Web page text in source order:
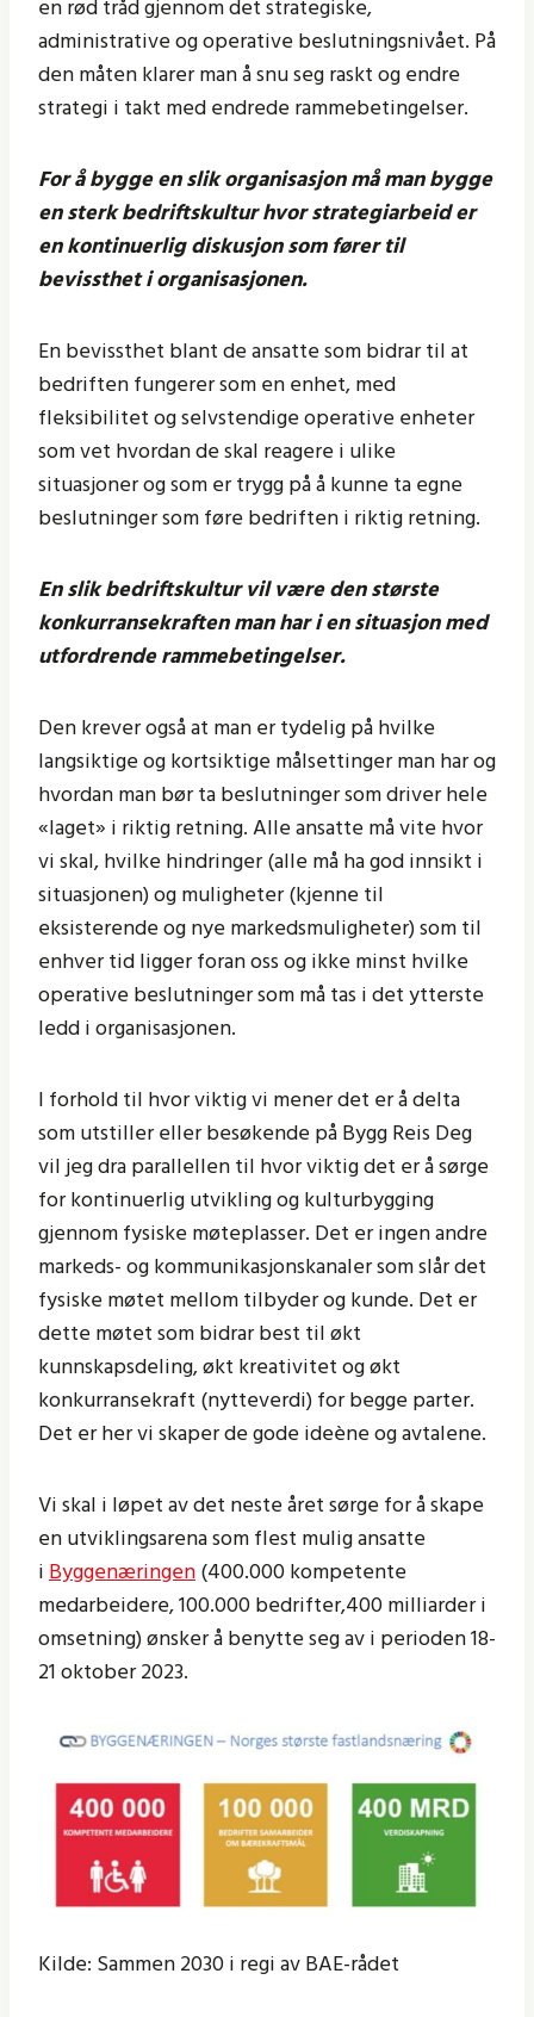
en rød tråd gjennom det strategiske,
administrative og operative beslutningsnivået. På
den måten klarer man å snu seg raskt og endre
strategi i takt med endrede rammebetingelser.
For å bygge en slik organisasjon må man bygge
en sterk bedriftskultur hvor strategiarbeid er
en kontinuerlig diskusjon som fører til
bevissthet i organisasjonen.
En bevissthet blant de ansatte som bidrar til at
bedriften fungerer som en enhet, med
fleksibilitet og selvstendige operative enheter
som vet hvordan de skal reagere i ulike
situasjoner og som er trygg på å kunne ta egne
beslutninger som føre bedriften i riktig retning.
En slik bedriftskultur vil være den største
konkurransekraften man har i en situasjon med
utfordrende rammebetingelser.
Den krever også at man er tydelig på hvilke
langsiktige og kortsiktige målsettinger man har og
hvordan man bør ta beslutninger som driver hele
«laget» i riktig retning. Alle ansatte må vite hvor
vi skal, hvilke hindringer (alle må ha god innsikt i
situasjonen) og muligheter (kjenne til
eksisterende og nye markedsmuligheter) som til
enhver tid ligger foran oss og ikke minst hvilke
operative beslutninger som må tas i det ytterste
ledd i organisasjonen.
I forhold til hvor viktig vi mener det er å delta
som utstiller eller besøkende på Bygg Reis Deg
vil jeg dra parallellen til hvor viktig det er å sørge
for kontinuerlig utvikling og kulturbygging
gjennom fysiske møteplasser. Det er ingen andre
markeds- og kommunikasjonskanaler som slår det
fysiske møtet mellom tilbyder og kunde. Det er
dette møtet som bidrar best til økt
kunnskapsdeling, økt kreativitet og økt
konkurransekraft (nytteverdi) for begge parter.
Det er her vi skaper de gode ideène og avtalene.
Vi skal i løpet av det neste året sørge for å skape
en utviklingsarena som flest mulig ansatte
iByggenæringen(400.000 kompetente
medarbeidere, 100.000 bedrifter,400 milliarder i
omsetning) ønsker å benytte seg av i perioden 18-
21 oktober 2023.
Kilde: Sammen 2030 i regi av BAE-rådet